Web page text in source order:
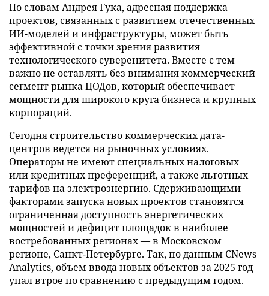
По словам Андрея Гука, адресная поддержка
проектов, связанных с развитием отечественных
ИИ-моделей и инфраструктуры, может быть
эффективной с точки зрения развития
технологического суверенитета. Вместе с тем
важно не оставлять без внимания коммерческий
сегмент рынка ЦОДов, который обеспечивает
мощности для широкого круга бизнеса и крупных
корпораций.
Сегодня строительство коммерческих дата-
центров ведется на рыночных условиях.
Операторы не имеют специальных налоговых
или кредитных преференций, а также льготных
тарифов на электроэнергию. Сдерживающими
факторами запуска новых проектов становятся
ограниченная доступность энергетических
мощностей и дефицит площадок в наиболее
востребованных регионах — в Московском
регионе, Санкт-Петербурге. Так, по данным CNews
Analytics, объем ввода новых объектов за 2025 год
упал втрое по сравнению с предыдущим годом.